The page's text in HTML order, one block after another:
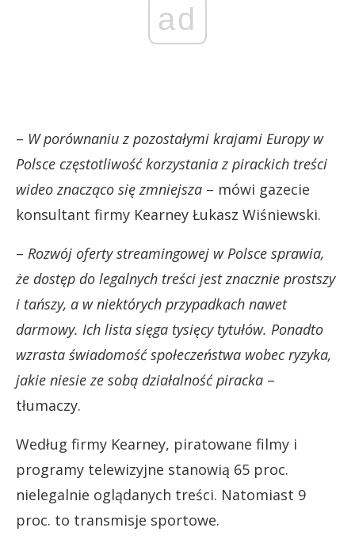
ad
– W porównaniu z pozostałymi krajami Europy w
Polsce częstotliwość korzystania z pirackich treści
wideo znacząco się zmniejsza – mówi gazecie
konsultant firmy Kearney Łukasz Wiśniewski.
– Rozwój oferty streamingowej w Polsce sprawia,
że dostęp do legalnych treści jest znacznie prostszy
i tańszy, a w niektórych przypadkach nawet
darmowy. Ich lista sięga tysięcy tytułów. Ponadto
wzrasta świadomość społeczeństwa wobec ryzyka,
jakie niesie ze sobą działalność piracka –
tłumaczy.
Według firmy Kearney, piratowane filmy i
programy telewizyjne stanowią 65 proc.
nielegalnie oglądanych treści. Natomiast 9
proc. to transmisje sportowe.